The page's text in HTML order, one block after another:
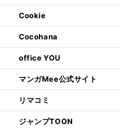
Cookie
Cocohana
office YOU
マンガMee公式サイト
リマコミ
ジャンプTOON